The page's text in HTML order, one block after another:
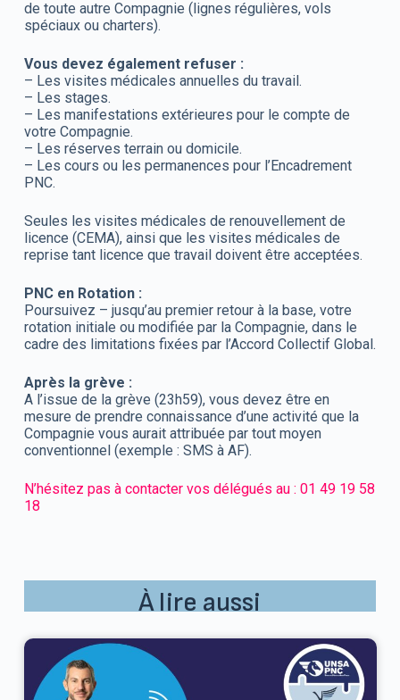
de toute autre Compagnie (lignes régulières, vols
spéciaux ou charters).
Vous devez également refuser :
– Les visites médicales annuelles du travail.
– Les stages.
– Les manifestations extérieures pour le compte de
votre Compagnie.
– Les réserves terrain ou domicile.
– Les cours ou les permanences pour l’Encadrement
PNC.
Seules les visites médicales de renouvellement de
licence (CEMA), ainsi que les visites médicales de
reprise tant licence que travail doivent être acceptées.
PNC en Rotation :
Poursuivez – jusqu’au premier retour à la base, votre
rotation initiale ou modifiée par la Compagnie, dans le
cadre des limitations fixées par l’Accord Collectif Global.
Après la grève :
A l’issue de la grève (23h59), vous devez être en
mesure de prendre connaissance d’une activité que la
Compagnie vous aurait attribuée par tout moyen
conventionnel (exemple : SMS à AF).
N’hésitez pas à contacter vos délégués au : 01 49 19 58
18
À lire aussi